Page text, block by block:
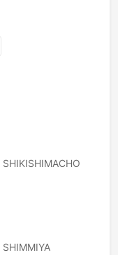
SHIKISHIMACHO
SHIMMIYA